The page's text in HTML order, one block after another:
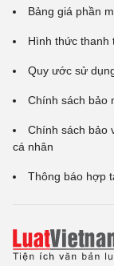
Bảng giá phần
Hình thức thanh
Quy ước sử
Chính sách bảo
Chính sách bảo
cá nhân
Thông báo hợp